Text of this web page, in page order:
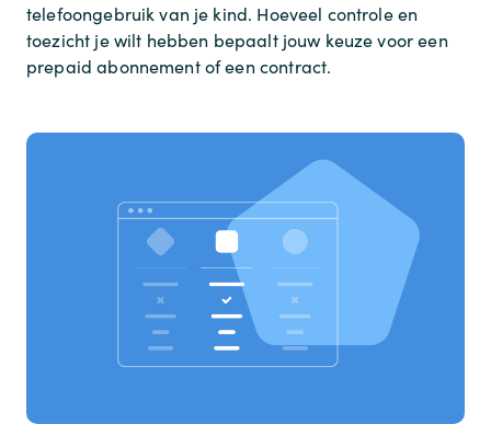
telefoongebruik van je kind. Hoeveel controle en
toezicht je wilt hebben bepaalt jouw keuze voor een
prepaid abonnement of een contract.